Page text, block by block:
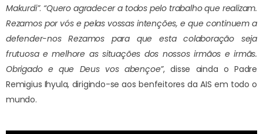
Makurdi”. “Quero agradecer a todos pelo trabalho que realizam.
Rezamos por vós e pelas vossas intenções, e que continuem a
defender-nos Rezamos para que esta colaboração seja
frutuosa e melhore as situações dos nossos irmãos e irmãs.
Obrigado e que Deus vos abençoe”, disse ainda o Padre
Remigius Ihyula, dirigindo-se aos benfeitores da AIS em todo o
mundo.